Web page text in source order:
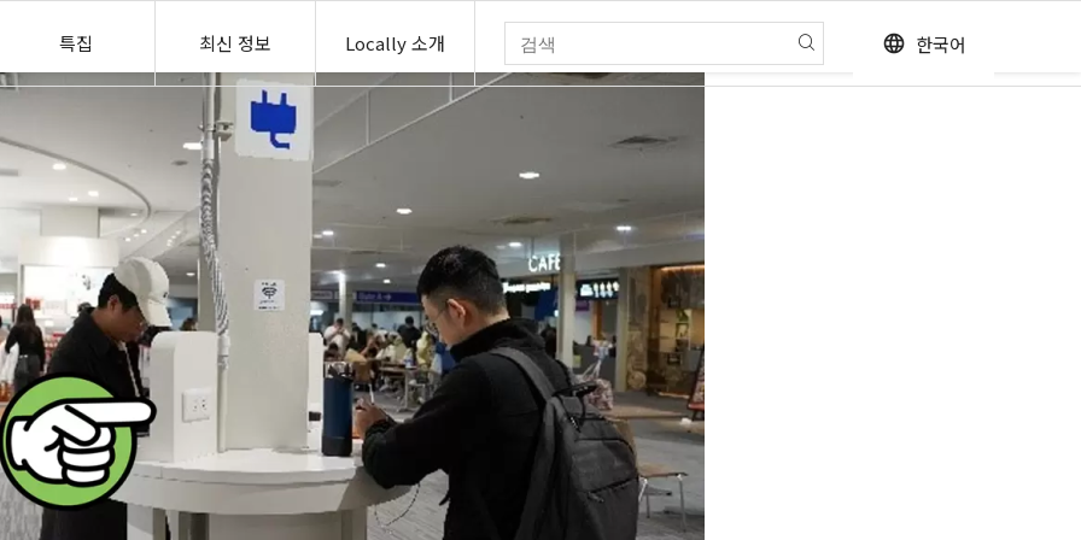
특집 최신 정보 Locally 소개 language 한국어